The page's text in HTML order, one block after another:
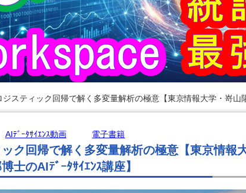
ジスティック回帰で解く多変量解析の極意【東京情報大学・嵜山
AIﾃﾞｰﾀｻｲｴﾝｽ動画 電子書籍
ク回帰で解く多変量解析の極意【東京情報
士のAIﾃﾞｰﾀｻｲｴﾝｽ講座】